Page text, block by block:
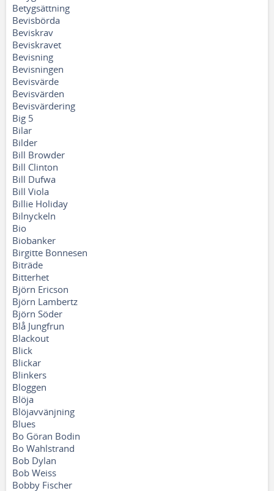
Betygsättning
Bevisbörda
Beviskrav
Beviskravet
Bevisning
Bevisningen
Bevisvärde
Bevisvärden
Bevisvärdering
Big 5
Bilar
Bilder
Bill Browder
Bill Clinton
Bill Dufwa
Bill Viola
Billie Holiday
Bilnyckeln
Bio
Biobanker
Birgitte Bonnesen
Biträde
Bitterhet
Björn Ericson
Björn Lambertz
Björn Söder
Blå Jungfrun
Blackout
Blick
Blickar
Blinkers
Bloggen
Blöja
Blöjavvänjning
Blues
Bo Göran Bodin
Bo Wahlstrand
Bob Dylan
Bob Weiss
Bobby Fischer